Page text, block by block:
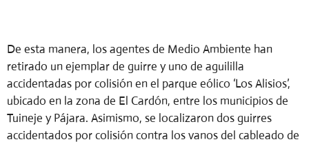
De esta manera, los agentes de Medio Ambiente han
retirado un ejemplar de guirre y uno de aguililla
accidentadas por colisión en el parque eólico ‘Los Alisios’,
ubicado en la zona de El Cardón, entre los municipios de
Tuineje y Pájara. Asimismo, se localizaron dos guirres
accidentados por colisión contra los vanos del cableado de